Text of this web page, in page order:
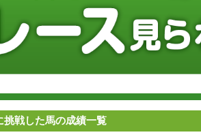
戦した馬の成績一覧